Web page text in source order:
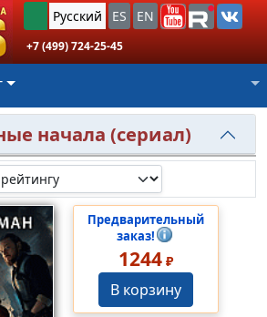
Русский ES EN
+7 (499) 724-25-45
начала (сериал)
Предварительный
заказ!
1244₽
В корзину